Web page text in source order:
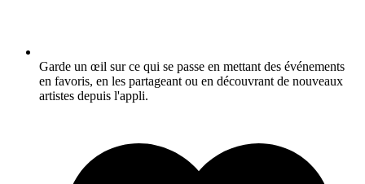
Garde un œil sur ce qui se passe en mettant des événements
en favoris, en les partageant ou en découvrant de nouveaux
artistes depuis l'appli.